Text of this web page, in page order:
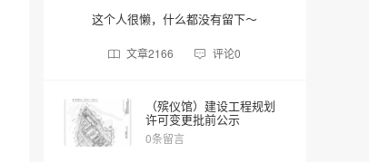
这个人很懒，什么都没有留下～
文章2166 评论0
（殡仪馆）建设工程规划
许可变更批前公示
0条留言